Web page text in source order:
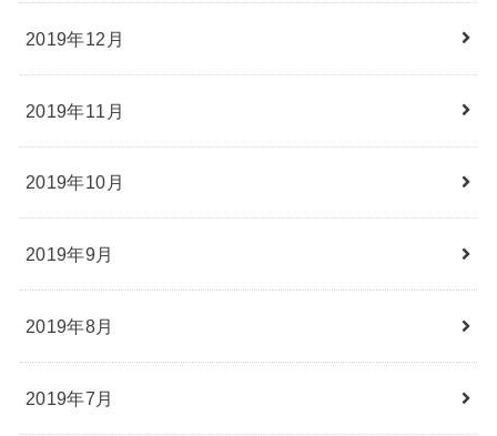
2019年12月
2019年11月
2019年10月
2019年9月
2019年8月
2019年7月